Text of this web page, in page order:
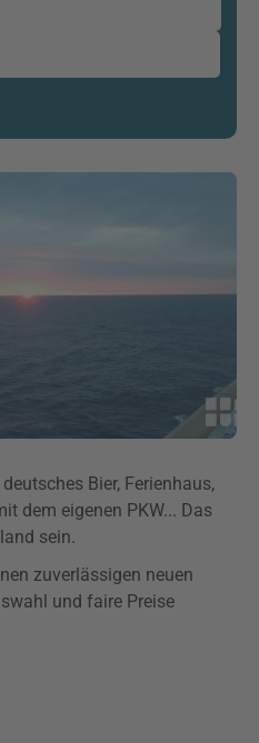
Bier, Ferienhaus,
dem eigenen PKW... Das
sein.
zuverlässigen neuen
und faire Preise